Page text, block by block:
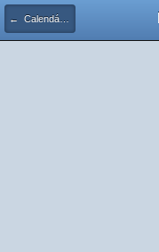
← Calendário de Eventos